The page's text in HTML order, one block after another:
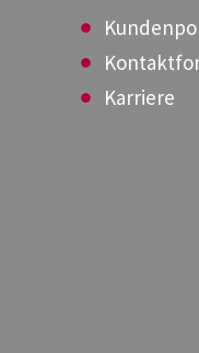
Karriere